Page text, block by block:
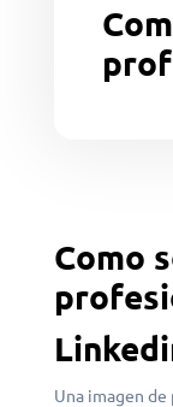
Como
Una imagen